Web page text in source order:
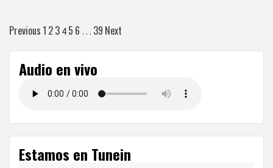
Paginación
de
entradas
Previous1 23 4 5 6 … 39 Next
Audio en vivo
Estamos en Tunein